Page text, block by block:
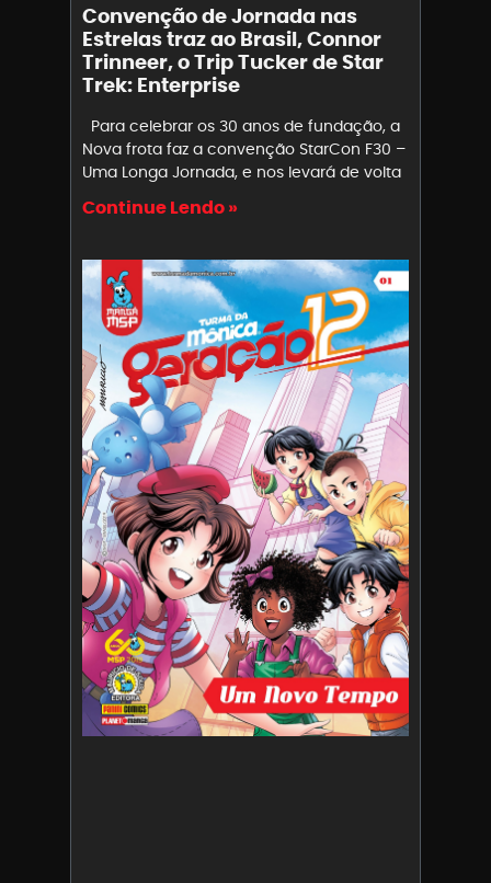
Convenção de Jornada nas
Estrelas traz ao Brasil, Connor
Trinneer, o Trip Tucker de Star
Trek: Enterprise
Para celebrar os 30 anos de fundação, a
Nova frota faz a convenção StarCon F30 –
Uma Longa Jornada, e nos levará de volta
Continue Lendo »